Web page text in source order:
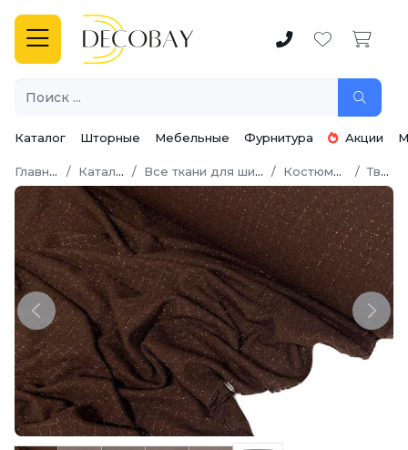
Каталог Шторные Мебельные Фурнитура Акции
Главная Каталог Все ткани для шитья Костюмная Твид
Previous Next